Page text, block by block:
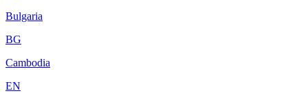
Bulgaria
BG
Cambodia
EN